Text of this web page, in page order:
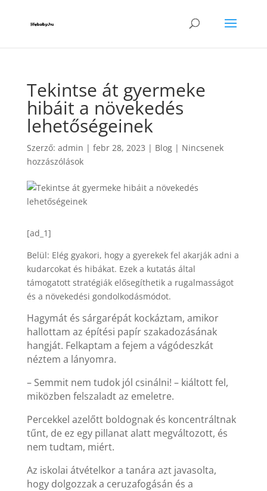
Tekintse át gyermeke
hibáit a növekedés
lehetőségeinek
Szerző: admin | febr 28, 2023 | Blog| Nincsenek
hozzászólások
[ad_1]
Belül: Elég gyakori, hogy a gyerekek fel akarják adni a
kudarcokat és hibákat. Ezek a kutatás által
támogatott stratégiák elősegíthetik a rugalmasságot
és a növekedési gondolkodásmódot.
Hagymát és sárgarépát kockáztam, amikor
hallottam az építési papír szakadozásának
hangját. Felkaptam a fejem a vágódeszkát
néztem a lányomra.
– Semmit nem tudok jól csinálni! – kiáltott fel,
miközben felszaladt az emeletre.
Percekkel azelőtt boldognak és koncentráltnak
tűnt, de ez egy pillanat alatt megváltozott, és
nem tudtam, miért.
Az iskolai átvételkor a tanára azt javasolta,
hogy dolgozzak a ceruzafogásán és a